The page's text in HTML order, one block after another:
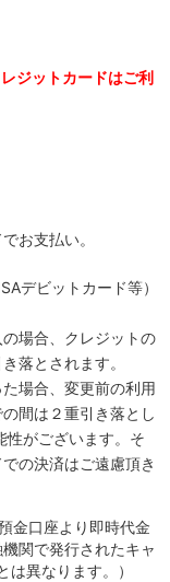
ジットカードはご利
お支払い。
デビットカード等）
場合、クレジットの
落とされます。
場合、変更前の利用
間は２重引き落とし
性がございます。そ
の決済はご遠慮頂き
金口座より即時代金
関で発行されたキャ
異なります。）